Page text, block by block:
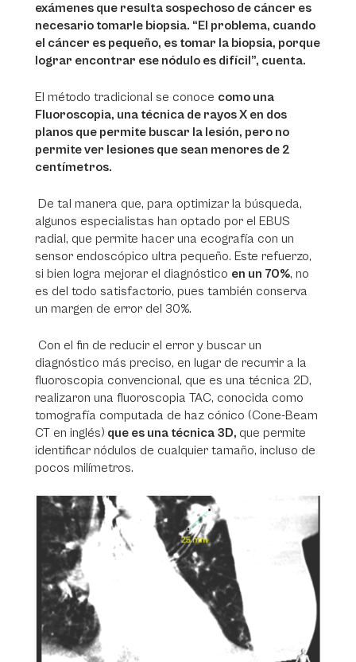
exámenes que resulta sospechoso de cáncer es
necesario tomarle biopsia. “El problema, cuando
el cáncer es pequeño, es tomar la biopsia, porque
lograr encontrar ese nódulo es difícil”, cuenta.
El método tradicional se conoce como una
Fluoroscopia, una técnica de rayos X en dos
planos que permite buscar la lesión, pero no
permite ver lesiones que sean menores de 2
centímetros.
De tal manera que, para optimizar la búsqueda,
algunos especialistas han optado por el EBUS
radial, que permite hacer una ecografía con un
sensor endoscópico ultra pequeño. Este refuerzo,
si bien logra mejorar el diagnóstico en un 70%, no
es del todo satisfactorio, pues también conserva
un margen de error del 30%.
Con el fin de reducir el error y buscar un
diagnóstico más preciso, en lugar de recurrir a la
fluoroscopia convencional, que es una técnica 2D,
realizaron una fluoroscopia TAC, conocida como
tomografía computada de haz cónico (Cone-Beam
CT en inglés) que es una técnica 3D, que permite
identificar nódulos de cualquier tamaño, incluso de
pocos milímetros.